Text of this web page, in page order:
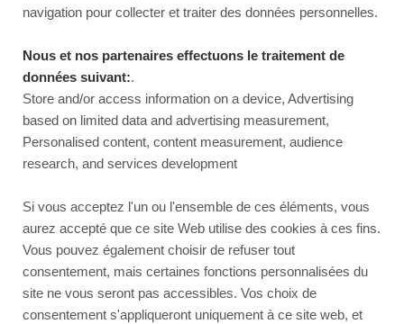
navigation pour collecter et traiter des données personnelles.
Nous et nos partenaires effectuons le traitement de
données suivant:.
Store and/or access information on a device, Advertising
based on limited data and advertising measurement,
Personalised content, content measurement, audience
research, and services development
Si vous acceptez l'un ou l'ensemble de ces éléments, vous
aurez accepté que ce site Web utilise des cookies à ces fins.
Vous pouvez également choisir de refuser tout
consentement, mais certaines fonctions personnalisées du
site ne vous seront pas accessibles. Vos choix de
consentement s'appliqueront uniquement à ce site web, et
This page couldn’t load
Reload to try again, or go back.
Reload Back